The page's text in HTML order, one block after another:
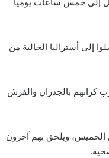
وصلوا إلى أستراليا الخالية من
كراتهم بالجدران والفرش
الخميس، ويلحق بهم آخرون